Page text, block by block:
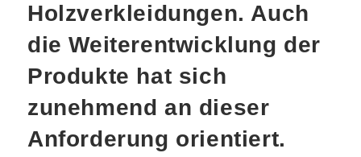
Holzverkleidungen. Auch
die Weiterentwicklung der
Produkte hat sich
zunehmend an dieser
Anforderung orientiert.